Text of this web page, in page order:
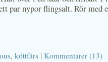
par nypor flingsalt. Rör med
, köttfärs | Kommentarer (13)